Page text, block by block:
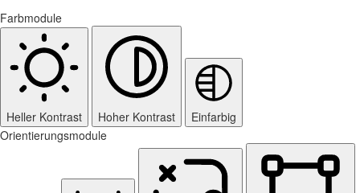
Farbmodule
Heller Kontrast Hoher Kontrast
Einfarbig
Orientierungsmodule